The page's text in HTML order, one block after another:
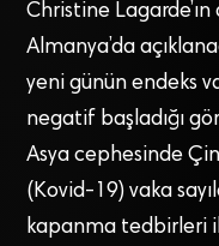
Christine Lagarde’ın
Almanya’da
yeni günün endeks
negatif başladığı
Asya cephesinde
(Kovid-19) vaka
kapanma tedbirleri